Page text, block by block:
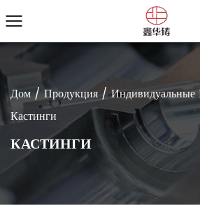
Дом/Продукция /
Кастинги
КАСТИНГИ